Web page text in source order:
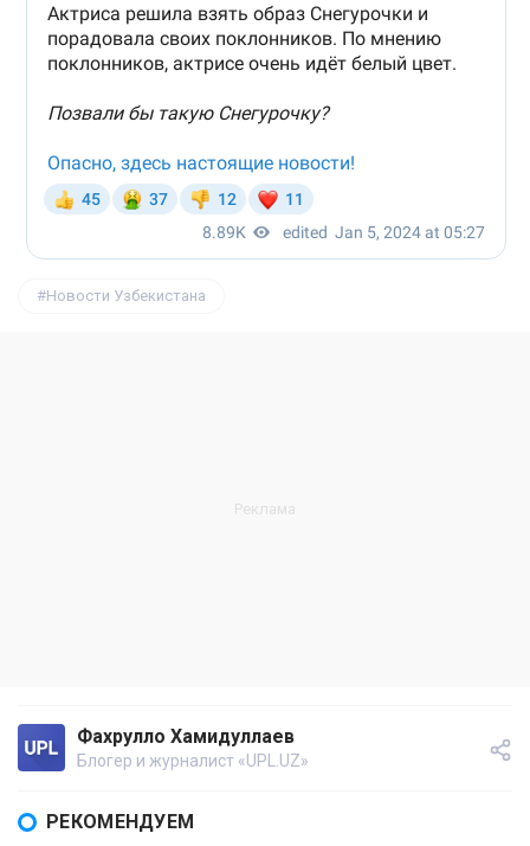
Новости Узбекистана
Фахрулло Хамидуллаев
Блогер и журналист «UPL.UZ»
РЕКОМЕНДУЕМ